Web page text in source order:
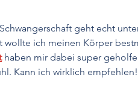
geht echt
wollte ich meinen Körper
haben mir dabei super
Kann ich wirklich empfehlen!